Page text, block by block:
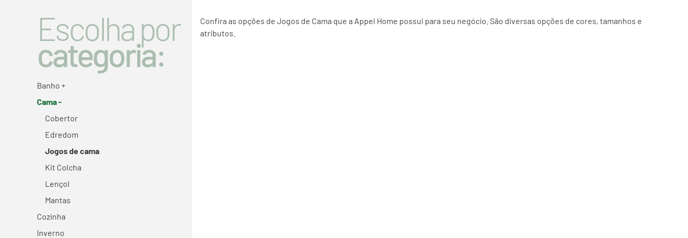
Escolha por
categoria:
Banho +
Cama -
Cobertor
Edredom
Jogos de cama
Kit Colcha
Lençol
Mantas
Cozinha
Inverno
Confira as opções de Jogos de Cama que a Appel Home possui para seu negócio. São diversas opções de cores, tamanhos e
atributos.